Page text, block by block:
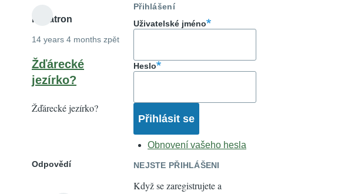
negatron
14 years 4 months zpět
Žďárecké
jezírko?
Žďárecké jezírko?
Odpovědí
Přihlášení
Uživatelské jméno
Heslo
Obnovení vašeho hesla
NEJSTE PŘIHLÁŠENI
Když se zaregistrujete a